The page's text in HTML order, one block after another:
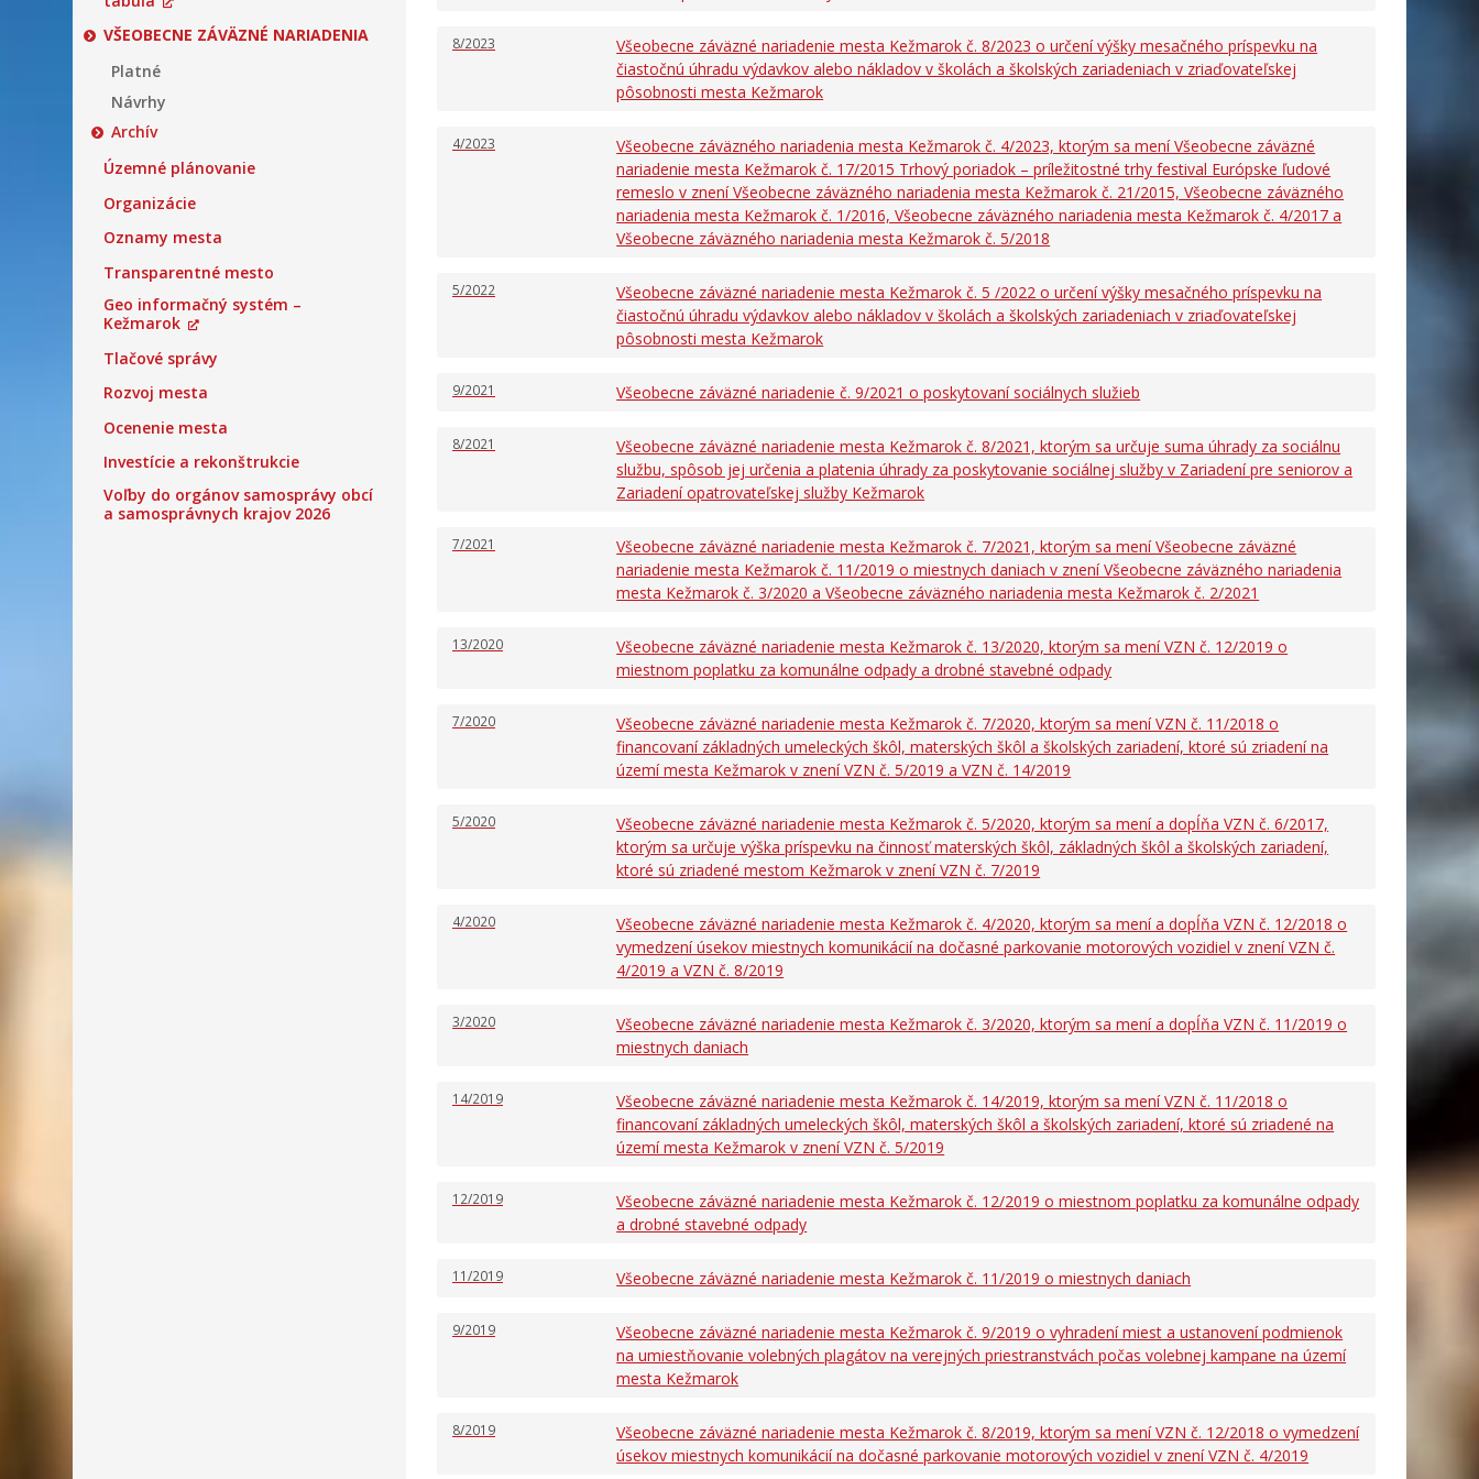
VŠEOBECNE ZÁVÄZNÉ NARIADENIA
Platné
Návrhy
Archív
Územné plánovanie
Organizácie
Oznamy mesta
Transparentné mesto
Geo informačný systém –
Kežmarok
Tlačové správy
Rozvoj mesta
Ocenenie mesta
Investície a rekonštrukcie
Voľby do orgánov samosprávy obcí
a samosprávnych krajov 2026
8/2023
Všeobecne záväzné nariadenie mesta Kežmarok č. 8/2023 o určení výšky mesačného príspevku na
čiastočnú úhradu výdavkov alebo nákladov v školách a školských zariadeniach v zriaďovateľskej
pôsobnosti mesta Kežmarok
4/2023
Všeobecne záväzného nariadenia mesta Kežmarok č. 4/2023, ktorým sa mení Všeobecne záväzné
nariadenie mesta Kežmarok č. 17/2015 Trhový poriadok – príležitostné trhy festival Európske ľudové
remeslo v znení Všeobecne záväzného nariadenia mesta Kežmarok č. 21/2015, Všeobecne záväzného
nariadenia mesta Kežmarok č. 1/2016, Všeobecne záväzného nariadenia mesta Kežmarok č. 4/2017 a
Všeobecne záväzného nariadenia mesta Kežmarok č. 5/2018
5/2022
Všeobecne záväzné nariadenie mesta Kežmarok č. 5 /2022 o určení výšky mesačného príspevku na
čiastočnú úhradu výdavkov alebo nákladov v školách a školských zariadeniach v zriaďovateľskej
pôsobnosti mesta Kežmarok
9/2021 Všeobecne záväzné nariadenie č. 9/2021 o poskytovaní sociálnych služieb
8/2021
Všeobecne záväzné nariadenie mesta Kežmarok č. 8/2021, ktorým sa určuje suma úhrady za sociálnu
službu, spôsob jej určenia a platenia úhrady za poskytovanie sociálnej služby v Zariadení pre seniorov a
Zariadení opatrovateľskej služby Kežmarok
7/2021
Všeobecne záväzné nariadenie mesta Kežmarok č. 7/2021, ktorým sa mení Všeobecne záväzné
nariadenie mesta Kežmarok č. 11/2019 o miestnych daniach v znení Všeobecne záväzného nariadenia
mesta Kežmarok č. 3/2020 a Všeobecne záväzného nariadenia mesta Kežmarok č. 2/2021
13/2020
Všeobecne záväzné nariadenie mesta Kežmarok č. 13/2020, ktorým sa mení VZN č. 12/2019 o
miestnom poplatku za komunálne odpady a drobné stavebné odpady
7/2020
Všeobecne záväzné nariadenie mesta Kežmarok č. 7/2020, ktorým sa mení VZN č. 11/2018 o
financovaní základných umeleckých škôl, materských škôl a školských zariadení, ktoré sú zriadení na
území mesta Kežmarok v znení VZN č. 5/2019 a VZN č. 14/2019
5/2020
Všeobecne záväzné nariadenie mesta Kežmarok č. 5/2020, ktorým sa mení a dopĺňa VZN č. 6/2017,
ktorým sa určuje výška príspevku na činnosť materských škôl, základných škôl a školských zariadení,
ktoré sú zriadené mestom Kežmarok v znení VZN č. 7/2019
4/2020
Všeobecne záväzné nariadenie mesta Kežmarok č. 4/2020, ktorým sa mení a dopĺňa VZN č. 12/2018 o
vymedzení úsekov miestnych komunikácií na dočasné parkovanie motorových vozidiel v znení VZN č.
4/2019 a VZN č. 8/2019
3/2020
Všeobecne záväzné nariadenie mesta Kežmarok č. 3/2020, ktorým sa mení a dopĺňa VZN č. 11/2019 o
miestnych daniach
14/2019
Všeobecne záväzné nariadenie mesta Kežmarok č. 14/2019, ktorým sa mení VZN č. 11/2018 o
financovaní základných umeleckých škôl, materských škôl a školských zariadení, ktoré sú zriadené na
území mesta Kežmarok v znení VZN č. 5/2019
12/2019
Všeobecne záväzné nariadenie mesta Kežmarok č. 12/2019 o miestnom poplatku za komunálne odpady
a drobné stavebné odpady
11/2019 Všeobecne záväzné nariadenie mesta Kežmarok č. 11/2019 o miestnych daniach
9/2019
Všeobecne záväzné nariadenie mesta Kežmarok č. 9/2019 o vyhradení miest a ustanovení podmienok
na umiestňovanie volebných plagátov na verejných priestranstvách počas volebnej kampane na území
mesta Kežmarok
8/2019
Všeobecne záväzné nariadenie mesta Kežmarok č. 8/2019, ktorým sa mení VZN č. 12/2018 o vymedzení
úsekov miestnych komunikácií na dočasné parkovanie motorových vozidiel v znení VZN č. 4/2019